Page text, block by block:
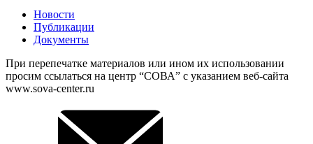
Новости
Публикации
Документы
При перепечатке материалов или ином их использовании
просим ссылаться на центр “СОВА” с указанием веб-сайта
www.sova-center.ru